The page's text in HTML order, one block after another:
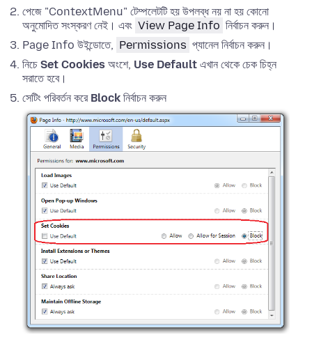
পেজে "ContextMenu" টেম্পলেটটি হয় উপলব্ধ নয় না হয় কোনো
অনুমোদিত সংস্করণ নেই। এবং View Page Info নির্বাচন করুন।
Page Info উইন্ডোতে, Permissions প্যানেল নির্বাচন করুন।
নিচে Set Cookies অংশে, Use Default এখান থেকে চেক চিহ্ন
সরাতে হবে।
সেটিং পরিবর্তন করে Block নির্বাচন করুন